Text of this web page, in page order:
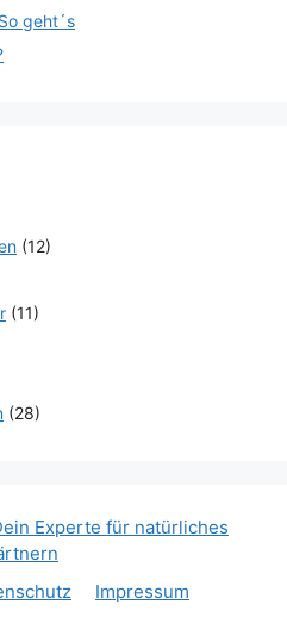
geht´s
(12)
(11)
(28)
Experte für natürliches
Impressum